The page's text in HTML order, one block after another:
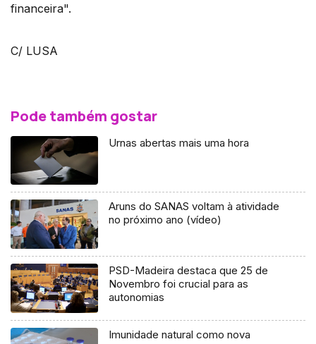
financeira".
C/ LUSA
Pode também gostar
Urnas abertas mais uma hora
Aruns do SANAS voltam à atividade
no próximo ano (vídeo)
PSD-Madeira destaca que 25 de
Novembro foi crucial para as
autonomias
Imunidade natural como nova